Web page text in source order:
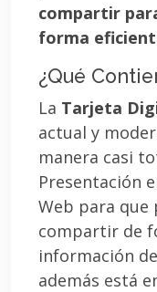
compartir
forma
¿Qué
La Tarjeta
actual y
manera casi
Presentación
Web para que
compartir de
información
además está